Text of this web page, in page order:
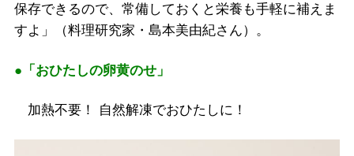
保存できるので、常備しておくと栄養も手軽に補えま
すよ」（料理研究家・島本美由紀さん）。
●「おひたしの卵黄のせ」
加熱不要！ 自然解凍でおひたしに！